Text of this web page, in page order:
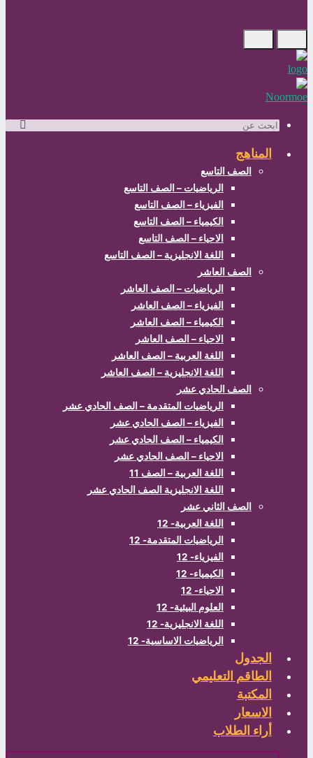
الصف التاسع
الرياضيات – الصف التاسع
الفيزياء – الصف التاسع
الكيمياء – الصف التاسع
الاحياء – الصف التاسع
اللغة الانجليزية – الصف التاسع
الصف العاشر
الرياضيات – الصف العاشر
الفيزياء – الصف العاشر
الكيمياء – الصف العاشر
الاحياء – الصف العاشر
اللغة العربية – الصف العاشر
اللغة الانجليزية – الصف العاشر
الصف الحادي عشر
الرياضيات المتقدمة – الصف الحادي عشر
الفيزياء – الصف الحادي عشر
الكيمياء – الصف الحادي عشر
الاحياء – الصف الحادي عشر
اللغة العربية – الصف 11
اللغة الانجليزية الصف الحادي عشر
الصف الثاني عشر
اللغة العربية- 12
الرياضيات المتقدمة- 12
الكيمياء- 12
العلوم البيئية- 12
اللغة الانجليزية- 12
الرياضيات الاساسية- 12
التعليمي
الطلاب